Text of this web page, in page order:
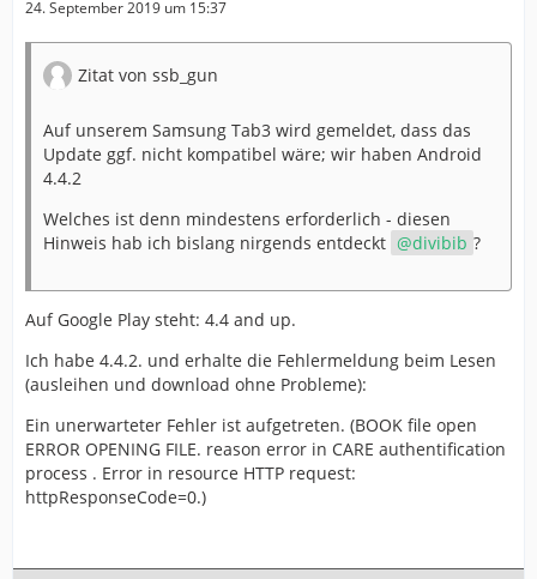
24. September 2019 um 15:37
Zitat von ssb_gun
Auf unserem Samsung Tab3 wird gemeldet, dass das
Update ggf. nicht kompatibel wäre; wir haben Android
4.4.2
Welches ist denn mindestens erforderlich - diesen
Hinweis hab ich bislang nirgends entdeckt
divibib ?
Auf Google Play steht: 4.4 and up.
Ich habe 4.4.2. und erhalte die Fehlermeldung beim Lesen
(ausleihen und download ohne Probleme):
Ein unerwarteter Fehler ist aufgetreten. (BOOK file open
ERROR OPENING FILE. reason error in CARE authentification
process . Error in resource HTTP request:
httpResponseCode=0.)